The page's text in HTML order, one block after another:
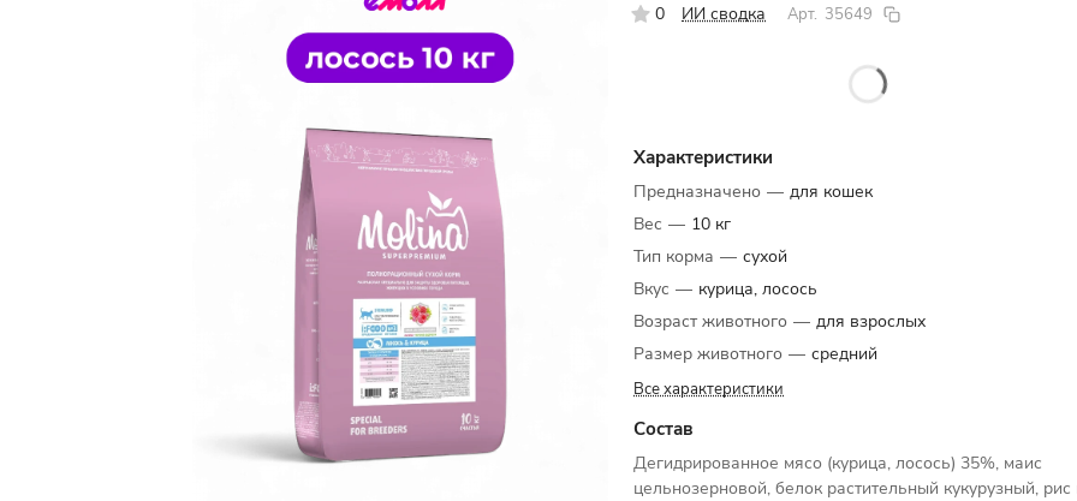
0 ИИ сводка Арт. 35649
Характеристики
Предназначено — для кошек
Вес — 10 кг
Тип корма — сухой
Вкус — курица, лосось
Возраст животного — для взрослых
Размер животного — средний
Все характеристики
Состав
Дегидрированное мясо (курица, лосось) 35%, маис
цельнозерновой, белок растительный кукурузный, рис